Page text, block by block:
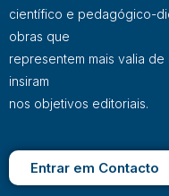
científico e pedagógico-
obras que
representem mais valia
insiram
nos objetivos editoriais.
Entrar em Contacto